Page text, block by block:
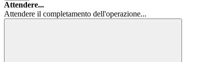
Attendere...
Attendere il completamento dell'operazione...